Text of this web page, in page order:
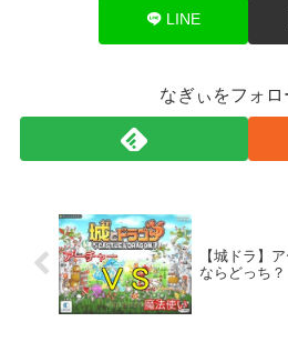
LINE
なぎぃをフォロ
【城ドラ】
ならどっち？